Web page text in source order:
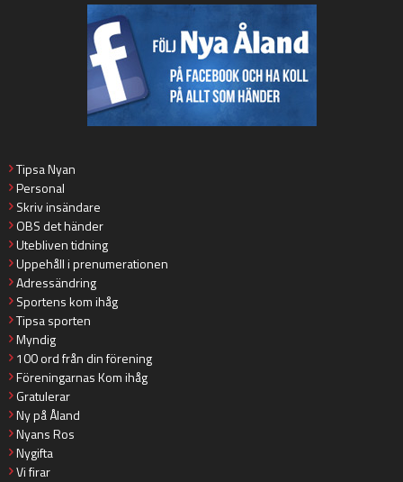
Tipsa Nyan
Personal
Skriv insändare
OBS det händer
Utebliven tidning
Uppehåll i prenumerationen
Adressändring
Sportens kom ihåg
Tipsa sporten
Myndig
100 ord från din förening
Föreningarnas Kom ihåg
Gratulerar
Ny på Åland
Nyans Ros
Nygifta
Vi firar